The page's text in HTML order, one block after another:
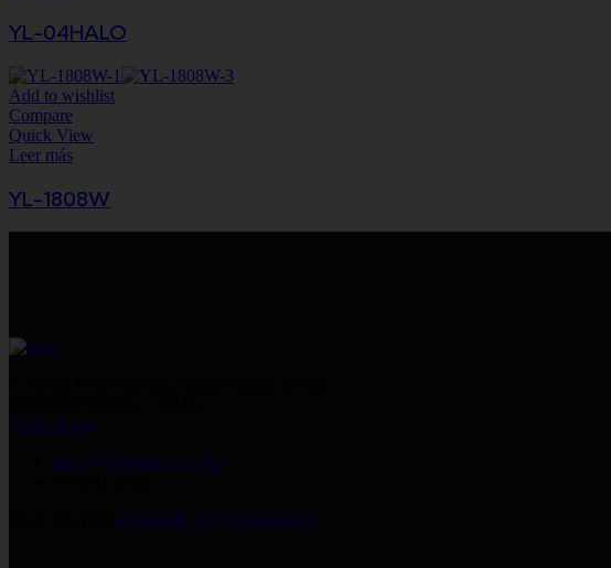
YL-04HALO
Add to wishlist
Compare
Quick View
Leer más
YL-1808W
Cómo llegar
info@yclightmexico.mx
Facebook TikTok Instagram